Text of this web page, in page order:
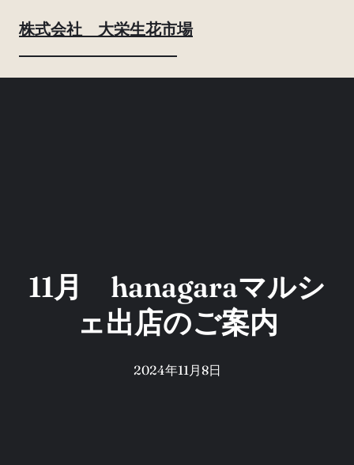
ス
株式会社 大栄生花市場
11月 hanagaraマルシ
ェ出店のご案内
2024年11月8日